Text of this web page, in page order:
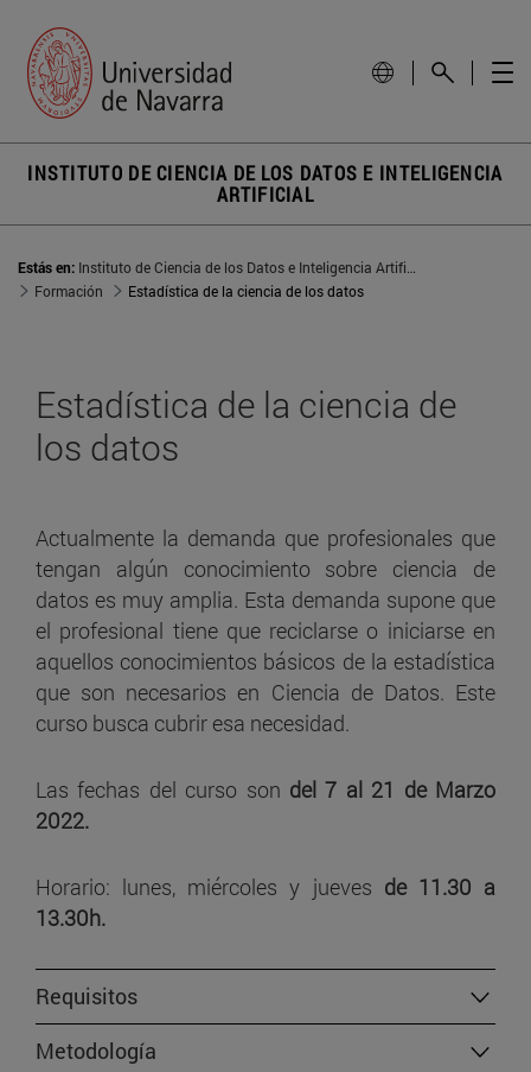
INSTITUTO DE CIENCIA DE LOS DATOS E INTELIGENCIA
ARTIFICIAL
Estás en:
Formación
Estadística de la ciencia de los datos
Estadística de la ciencia de
los datos
Actualmente la demanda que profesionales que
tengan algún conocimiento sobre ciencia de
datos es muy amplia. Esta demanda supone que
el profesional tiene que reciclarse o iniciarse en
aquellos conocimientos básicos de la estadística
que son necesarios en Ciencia de Datos. Este
curso busca cubrir esa necesidad.
Las fechas del curso son del 7 al 21 de Marzo
2022.
Horario: lunes, miércoles y jueves de 11.30 a
13.30h.
Requisitos
Metodología